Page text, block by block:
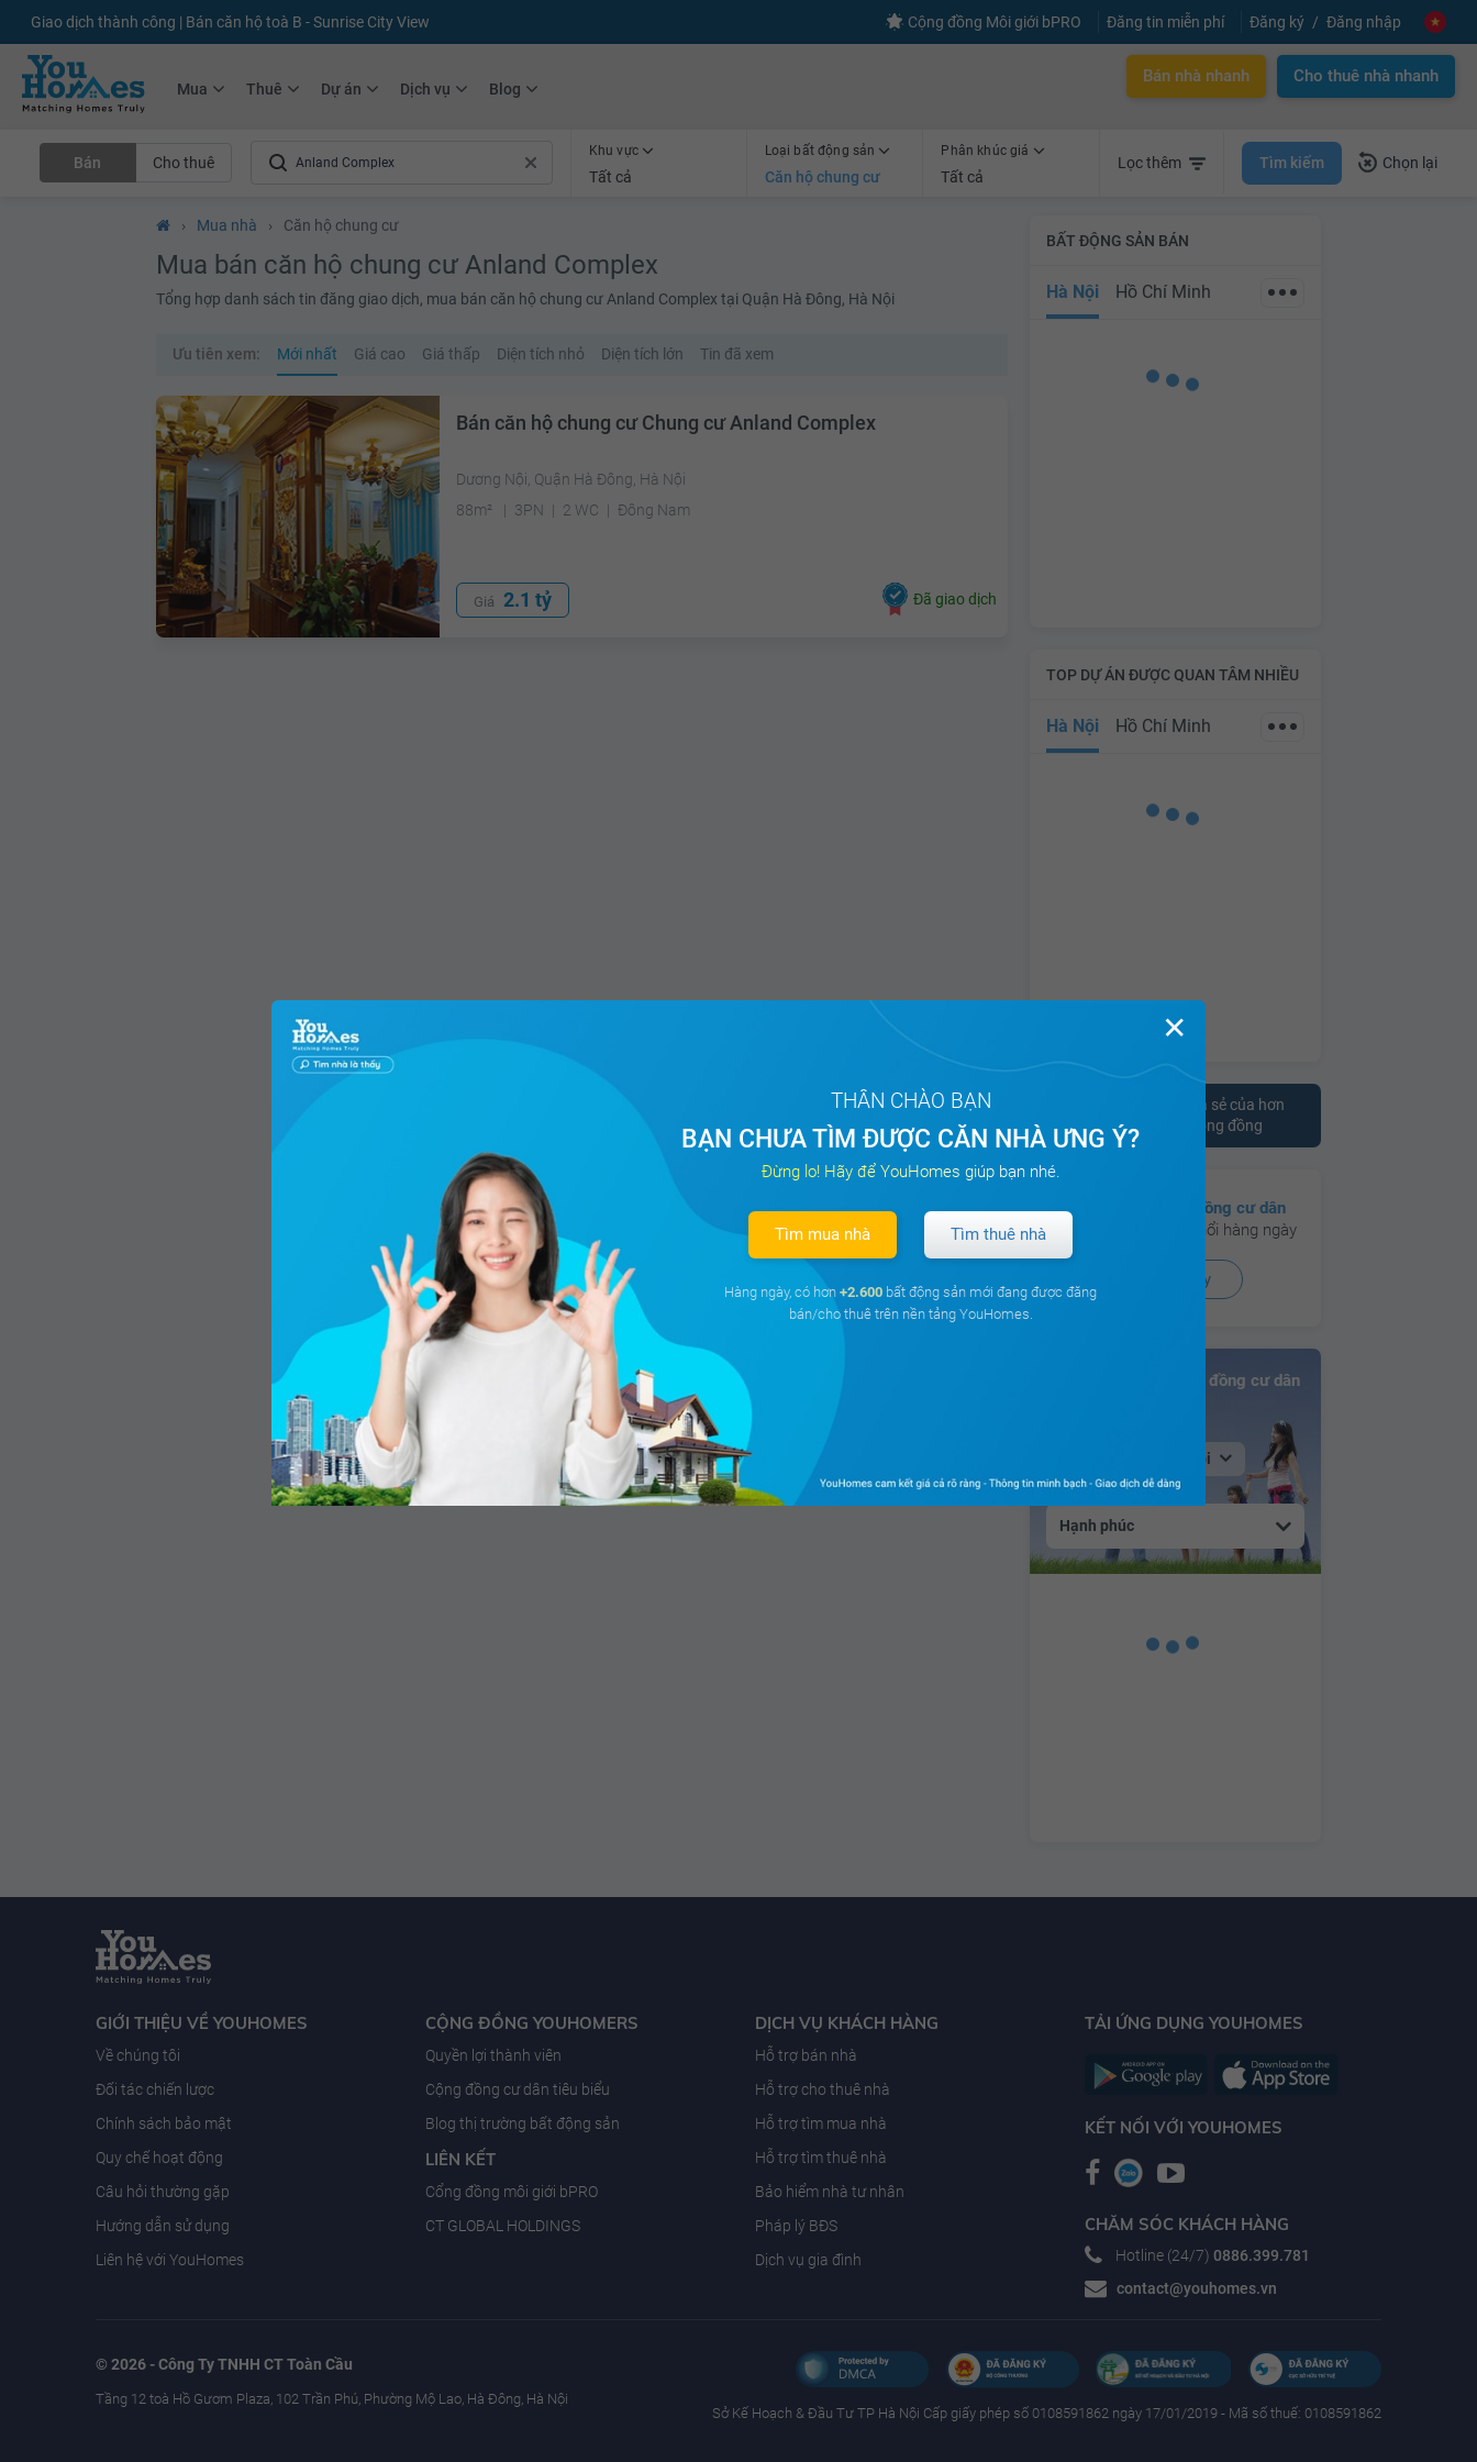
Giao dịch thành công | Bán căn hộ toà B - Sunrise City View Cộng đồng Môi giới bPRO Đăng tin miễn phí Đăng ký Đăng nhập
Mua Thuê Dự án Dịch vụ Blog
Bán nhà nhanh Cho thuê nhà nhanh
Bán Cho thuê
Khu vực
Tất cả
Loại bất động sản
Căn hộ chung cư
Phân khúc giá
Tất cả
Lọc thêm Tìm kiếm Chọn lại
› Mua nhà › Căn hộ chung cư
Mua bán căn hộ chung cư Anland Complex
Tổng hợp danh sách tin đăng giao dịch, mua bán căn hộ chung cư Anland Complex tại Quận Hà Đông, Hà Nội
Ưu tiên xem: Mới nhất Giá cao Giá thấp Diện tích nhỏ Diện tích lớn Tin đã xem
Bán căn hộ chung cư Chung cư Anland Complex
Dương Nội, Quận Hà Đông, Hà Nội
88m²
3PN 2 WC Đông Nam
Giá 2.1 tỷ Đã giao dịch
BẤT ĐỘNG SẢN BÁN
Hà Nội Hồ Chí Minh
TOP DỰ ÁN ĐƯỢC QUAN TÂM NHIỀU
Hà Nội Hồ Chí Minh
Tham khảo ý kiến chia sẻ của hơn
10.000 cư dân trên cộng đồng
Có hơn
130 cộng đồng cư dân
đang hoạt động sôi nổi hàng ngày
Xem ngay
Bảng xếp hạng Cộng đồng cư dân
Tại Hà Nội
Hạnh phúc
GIỚI THIỆU VỀ YOUHOMES
Về chúng tôi
Đối tác chiến lược
Chính sách bảo mật
Quy chế hoạt động
Câu hỏi thường gặp
Hướng dẫn sử dụng
Liên hệ với YouHomes
CỘNG ĐỒNG YOUHOMERS
Quyền lợi thành viên
Cộng đồng cư dân tiêu biểu
Blog thị trường bất động sản
LIÊN KẾT
Cổng đồng môi giới bPRO
CT GLOBAL HOLDINGS
DỊCH VỤ KHÁCH HÀNG
Hỗ trợ bán nhà
Hỗ trợ cho thuê nhà
Hỗ trợ tìm mua nhà
Hỗ trợ tìm thuê nhà
Bảo hiểm nhà tư nhân
Pháp lý BĐS
Dịch vụ gia đình
TẢI ỨNG DỤNG YOUHOMES
KẾT NỐI VỚI YOUHOMES
CHĂM SÓC KHÁCH HÀNG
Hotline (24/7) 0886.399.781
contact@youhomes.vn
© 2026 - Công Ty TNHH CT Toàn Cầu
Tầng 12 toà Hồ Gươm Plaza, 102 Trần Phú, Phường Mộ Lao, Hà Đông, Hà Nội
Sở Kế Hoạch & Ðầu Tư TP Hà Nội Cấp giấy phép số 0108591862 ngày 17/01/2019 - Mã số thuế: 0108591862
✕
THÂN CHÀO BẠN
BẠN CHƯA TÌM ĐƯỢC CĂN NHÀ ƯNG Ý?
Đừng lo! Hãy để YouHomes giúp bạn nhé.
Tìm mua nhà Tìm thuê nhà
Hàng ngày, có hơn +2.600 bất động sản mới đang được đăng
bán/cho thuê trên nền tảng YouHomes.